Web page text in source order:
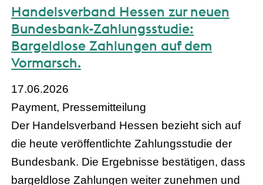
Handelsverband Hessen zur neuen
Bundesbank-Zahlungsstudie:
Bargeldlose Zahlungen auf dem
Vormarsch.
17.06.2026
Payment, Pressemitteilung
Der Handelsverband Hessen bezieht sich auf
die heute veröffentlichte Zahlungsstudie der
Bundesbank. Die Ergebnisse bestätigen, dass
bargeldlose Zahlungen weiter zunehmen und